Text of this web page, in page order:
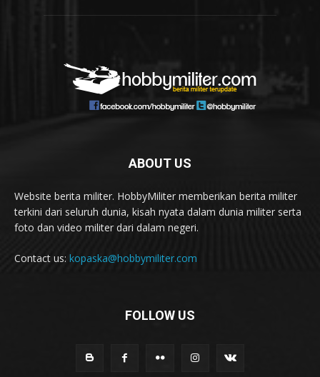
ABOUT US
Website berita militer. HobbyMiliter memberikan berita militer
terkini dari seluruh dunia, kisah nyata dalam dunia militer serta
foto dan video militer dari dalam negeri.
Contact us: kopaska@hobbymiliter.com
FOLLOW US